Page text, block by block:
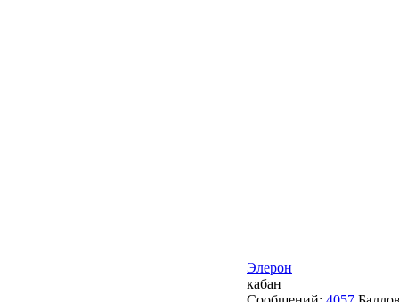
Элерон
кабан